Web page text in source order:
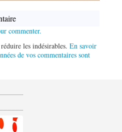
commenter.
les indésirables. En savoir
de vos commentaires sont